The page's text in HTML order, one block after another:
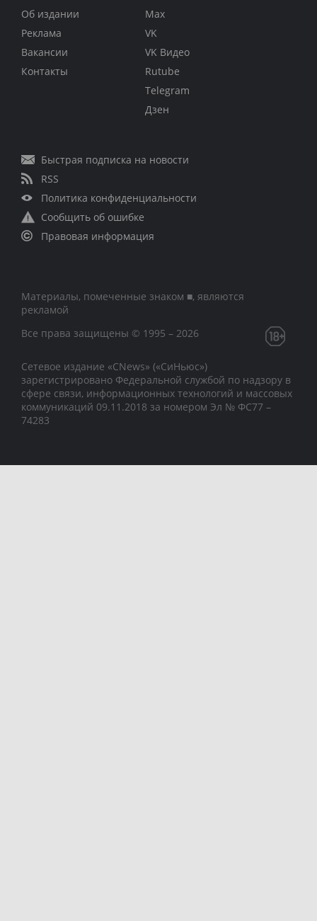
Об издании
Реклама
Вакансии
Контакты
Max
VK
VK Видео
Rutube
Telegram
Дзен
Быстрая подписка на новости
RSS
Политика конфиденциальности
Сообщить об ошибке
Правовая информация
Материалы, помеченные знаком ■, являются
рекламой
Все права защищены © 1995 – 2026
Сетевое издание «CNews» («СиНьюс»)
зарегистрировано Федеральной службой по надзору в
сфере связи, информационных технологий и массовых
коммуникаций 09.11.2018 за номером Эл № ФС77 –
74283